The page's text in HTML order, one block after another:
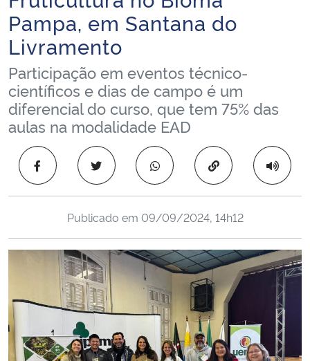
Ministério da Cidadania
Ministério da Saúde
Ministério de Minas e Energia
Ministério da Ciência, Tecnologia, Inovações e Comunicações
Ministério do Meio Ambiente
Ministério do Turismo
Controladoria-Geral da União
Ministério da Mulher, da Família e dos Direitos Humanos
Secretaria-Geral
Pampa, em Santana do
Livramento
Participação em eventos técnico-
científicos e dias de campo é um
diferencial do curso, que tem 75% das
aulas na modalidade EAD
Copiar para área
Publicado em 09/09/2024, 14h12